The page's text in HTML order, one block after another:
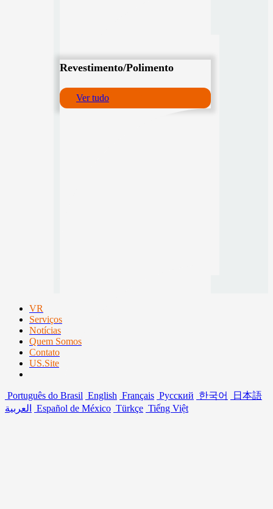
Revestimento/Polimento
Ver tudo
VR
Serviços
Notícias
Quem Somos
Contato
US.Site
Português do Brasil English Français Русский 한국어
日本語
العربية
Español de México Türkçe Tiếng Việt